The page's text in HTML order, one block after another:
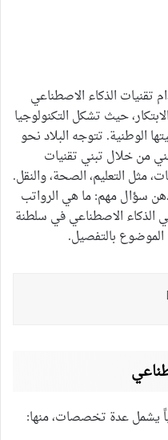
الذكاء الاصطناعي
حيث تشكل التكنولوجيا
الوطنية. تتوجه البلاد نحو
من خلال تبني تقنيات
مثل التعليم، الصحة، والنقل.
سؤال مهم: ما هي الرواتب
الذكاء الاصطناعي في سلطنة
يشمل عدة تخصصات، منها: